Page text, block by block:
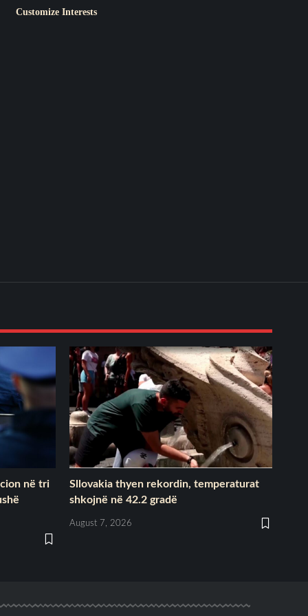
Customize Interests
në tri
Sllovakia thyen rekordin, temperaturat
shkojnë në 42.2 gradë
August 7, 2026